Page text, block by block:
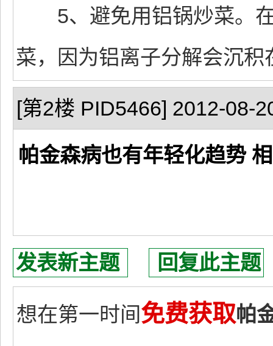
5、避免用铝锅炒菜。在
菜，因为铝离子分解会沉
[第2楼 PID5466] 2012-08-
帕金森病也有年轻化趋势
发表新主题 回复此主题
想在第一时间免费获取帕